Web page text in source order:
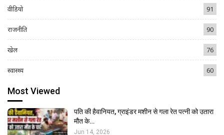
वीडियो 91
राजनीति 90
खेल 76
स्वास्थ्य 60
Most Viewed
पति की हैवानियत, ग्राइंडर मशीन से गला रेत पत्नी को उतारा
मौत के…
Jun 14, 2026